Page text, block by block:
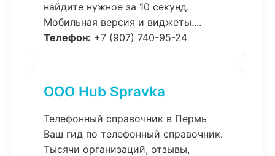
найдите нужное за 10 секунд.
Мобильная версия и виджеты....
Телефон: +7 (907) 740-95-24
ООО Hub Spravka
Телефонный справочник в Пермь
Ваш гид по телефонный справочник.
Тысячи организаций, отзывы,